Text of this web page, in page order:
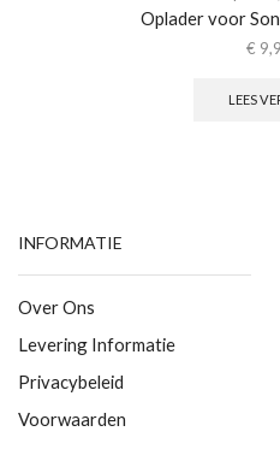
Oplader voor
€
LEES
INFORMATIE
Over Ons
Levering Informatie
Privacybeleid
Voorwaarden